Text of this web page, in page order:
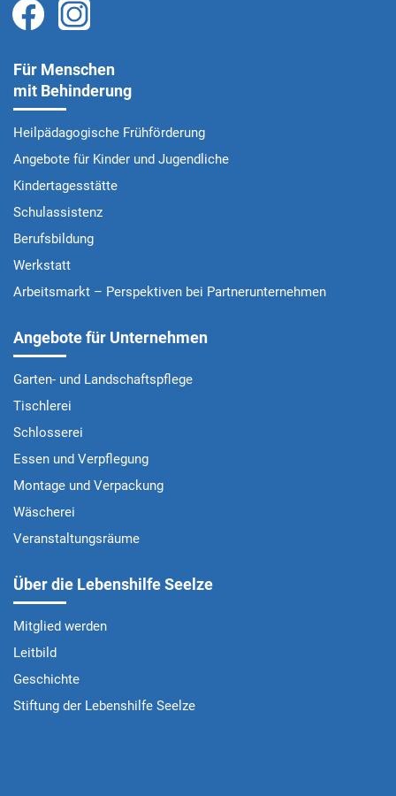
Für Menschen
mit Behinderung
Heilpädagogische Frühförderung
Angebote für Kinder und Jugendliche
Kindertagesstätte
Schulassistenz
Berufsbildung
Werkstatt
Arbeitsmarkt – Perspektiven bei Partnerunternehmen
Angebote für Unternehmen
Garten- und Landschaftspflege
Tischlerei
Schlosserei
Essen und Verpflegung
Montage und Verpackung
Wäscherei
Veranstaltungsräume
Über die Lebenshilfe Seelze
Mitglied werden
Leitbild
Geschichte
Stiftung der Lebenshilfe Seelze